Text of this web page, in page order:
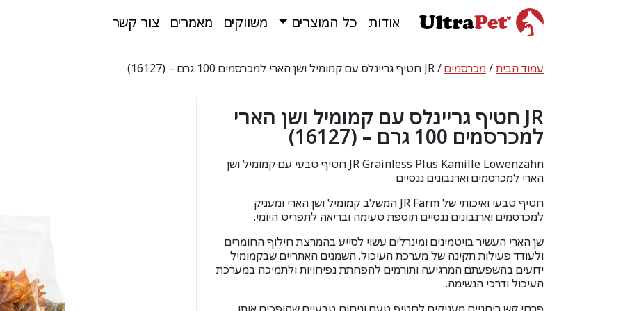
אודות כל המוצרים משווקים מאמרים צור קשר
עמוד הבית/מכרסמים/ JR חטיף גריינלס עם קמומיל ושן הארי למכרסמים 100 גרם – (16127)
JR חטיף גריינלס עם קמומיל ושן הארי
למכרסמים 100 גרם – (16127)
JR Grainless Plus Kamille Löwenzahn חטיף טבעי עם קמומיל ושן
הארי למכרסמים וארנבונים ננסיים
חטיף טבעי ואיכותי שלJR Farm המשלב קמומיל ושן הארי ומעניק
למכרסמים וארנבונים ננסיים תוספת טעימה ובריאה לתפריט היומי.
שן הארי העשיר בויטמינים ומינרלים עשוי לסייע בהמרצת חילוף החומרים
ולעודד פעילות תקינה של מערכת העיכול. השמנים האתריים שבקמומיל
ידועים בהשפעתם המרגיעה ותורמים להפחתת נפיחויות ולתמיכה במערכת
העיכול ודרכי הנשימה.